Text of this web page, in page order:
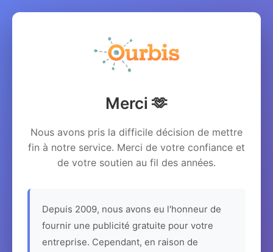
Merci 🫶
Nous avons pris la difficile décision de mettre
fin à notre service. Merci de votre confiance et
de votre soutien au fil des années.
Depuis 2009, nous avons eu l'honneur de
fournir une publicité gratuite pour votre
entreprise. Cependant, en raison de